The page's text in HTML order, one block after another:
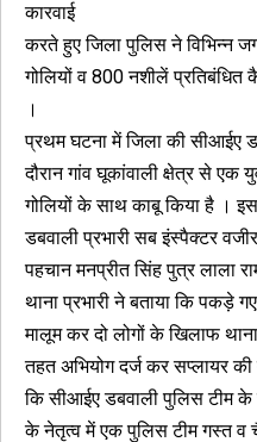
कारवाई
करते हुए जिला पुलिस ने विभिन्न
गोलियों व 800 नशीलें प्रतिबंधित
।
प्रथम घटना में जिला की सीआईए
दौरान गांव घूकांवाली क्षेत्र से
गोलियों के साथ काबू किया है ।
डबवाली प्रभारी सब इंस्पैक्टर
पहचान मनप्रीत सिंह पुत्र लाला
थाना प्रभारी ने बताया कि पकड़े
मालूम कर दो लोगों के खिलाफ
तहत अभियोग दर्ज कर सप्लायर
कि सीआईए डबवाली पुलिस टीम
के नेतृत्व में एक पुलिस टीम गस्त व